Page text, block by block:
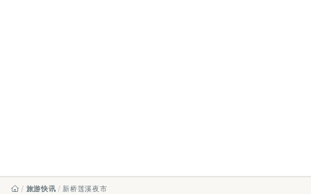
旅游快讯 新桥莲溪夜市